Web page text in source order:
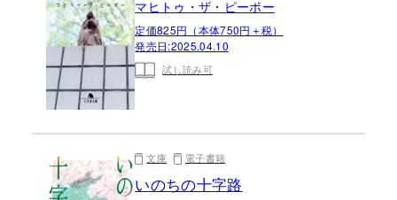
マヒトゥ・ザ・ピーポー
定価825円（本体750円＋税）
発売日:2025.04.10
試し読み可
文庫 電子書籍
いのちの十字路